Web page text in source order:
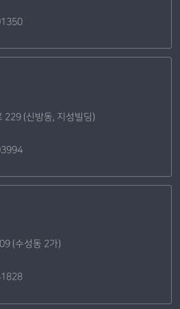
229 (신방동, 지성빌딩)
(수성동 2가)